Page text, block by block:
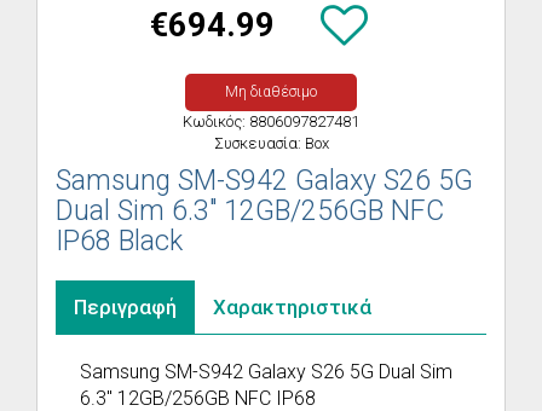
€694.99
Μη διαθέσιμο
Κωδικός: 8806097827481
Συσκευασία: Box
Samsung SM-S942 Galaxy S26 5G
Dual Sim 6.3" 12GB/256GB NFC
IP68 Black
Περιγραφή Χαρακτηριστικά
Samsung SM-S942 Galaxy S26 5G Dual Sim
6.3" 12GB/256GB NFC IP68